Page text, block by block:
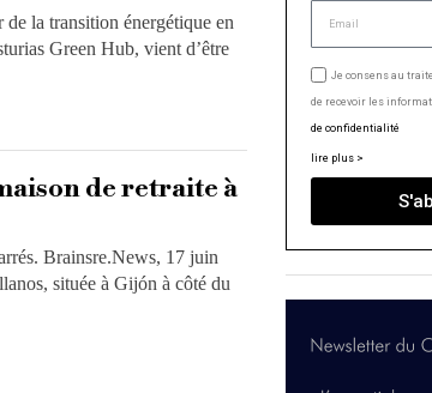
la transition énergétique en
Green Hub, vient d’être
de retraite à
Brainsre.News, 17 juin
située à Gijón à côté du
Je consens au
de recevoir les
de confidentialité
lire plus >